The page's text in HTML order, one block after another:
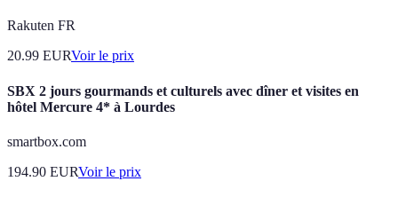
Rakuten FR
20.99 EURVoir le prix
SBX 2 jours gourmands et culturels avec dîner et visites en
hôtel Mercure 4* à Lourdes
smartbox.com
194.90 EURVoir le prix